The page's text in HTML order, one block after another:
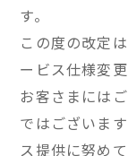
す。
この度の改定
ービス仕様変
お客さまには
ではございま
ス提供に努め